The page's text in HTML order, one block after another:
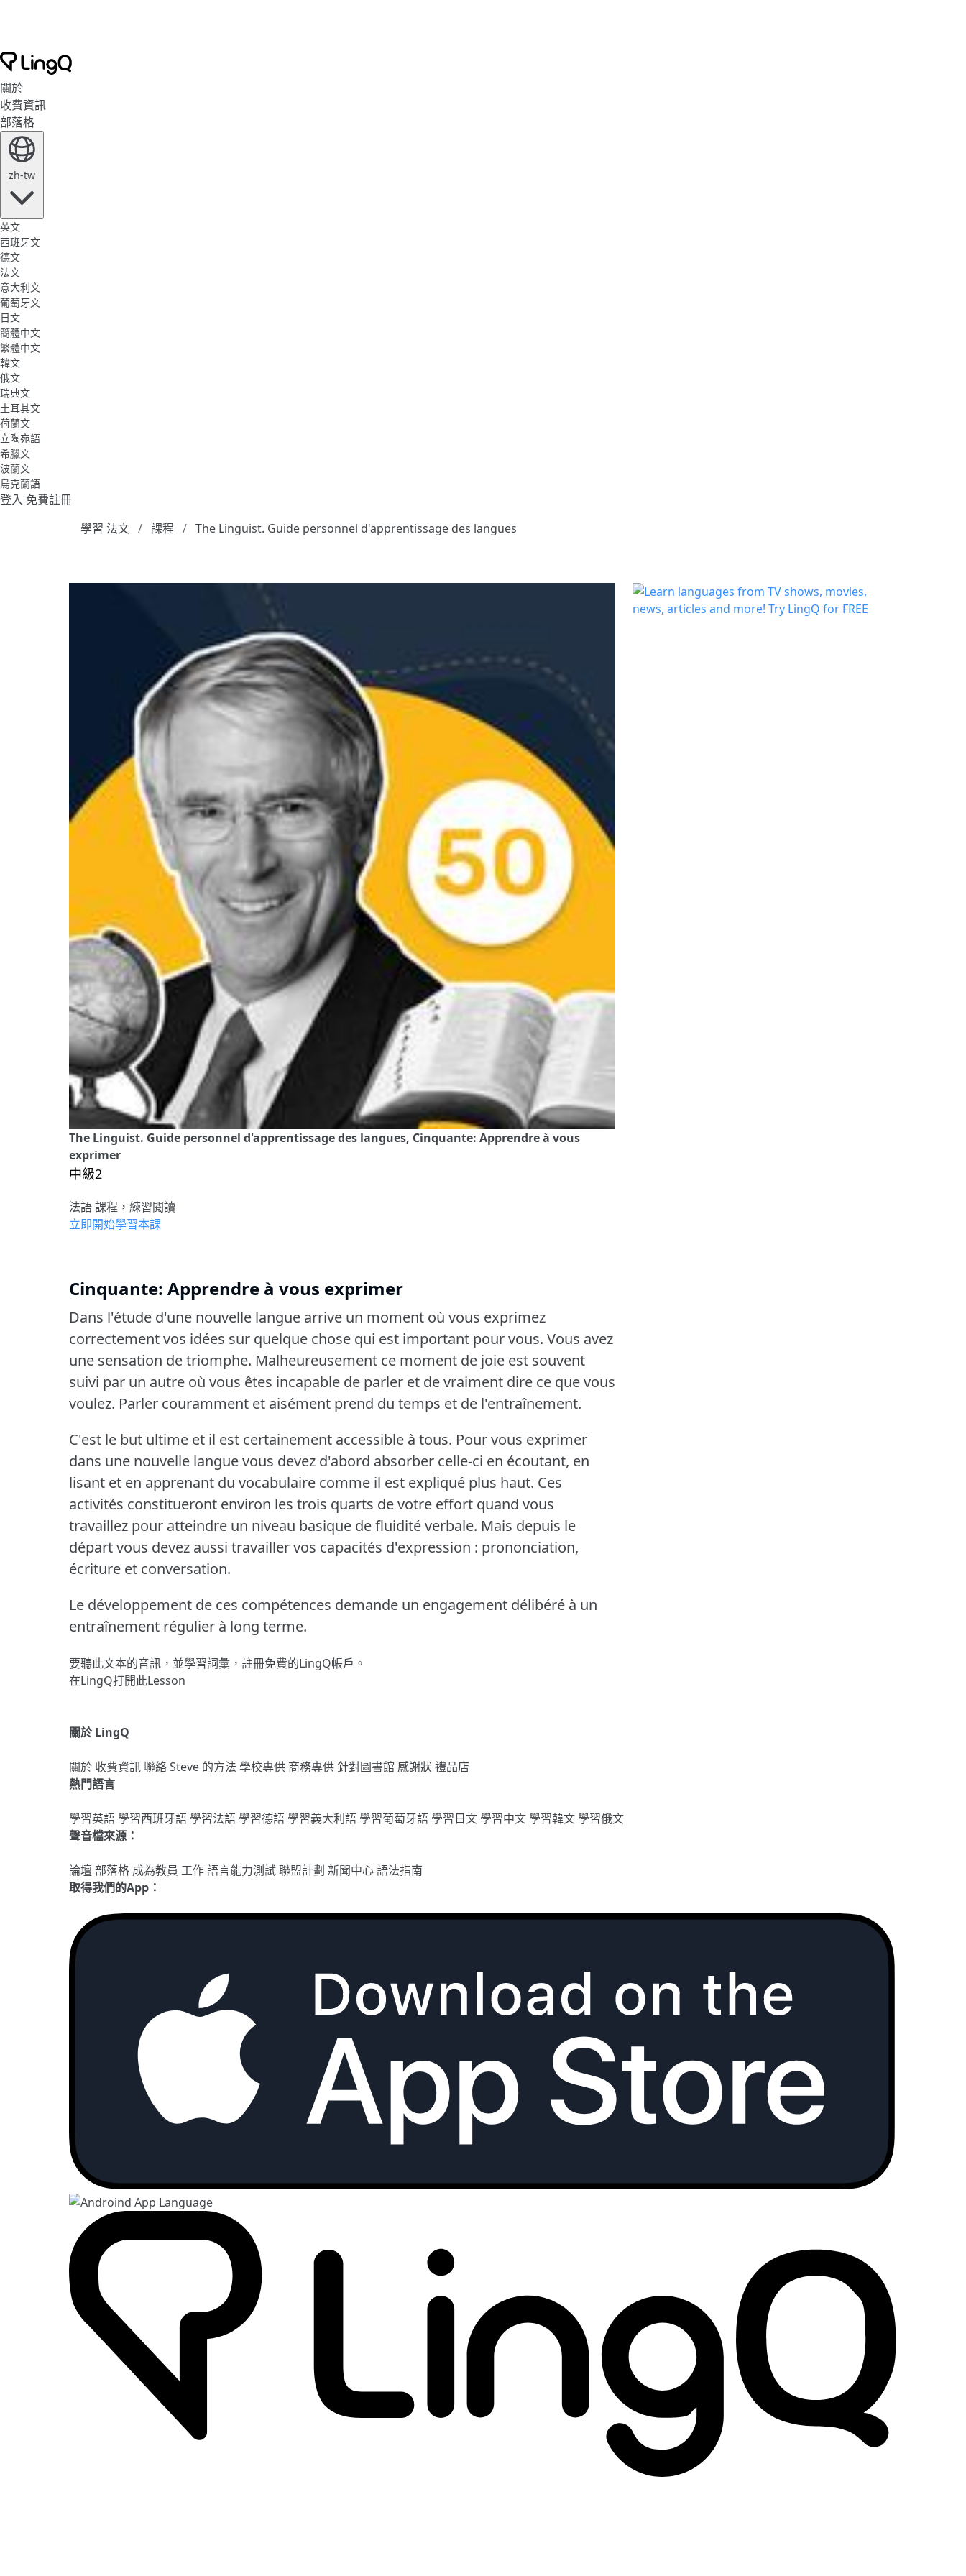
關於
收費資訊
部落格
zh-tw
英文
西班牙文
德文
法文
意大利文
葡萄牙文
日文
簡體中文
繁體中文
韓文
俄文
瑞典文
土耳其文
荷蘭文
立陶宛語
希臘文
波蘭文
烏克蘭語
登入 免費註冊
學習 法文
課程 The Linguist. Guide personnel d'apprentissage des langues
The Linguist. Guide personnel d'apprentissage des langues, Cinquante: Apprendre à vous
exprimer
中級2
法語 課程，練習閱讀
立即開始學習本課
Cinquante: Apprendre à vous exprimer
Dans l'étude d'une nouvelle langue arrive un moment où vous exprimez
correctement vos idées sur quelque chose qui est important pour vous. Vous avez
une sensation de triomphe. Malheureusement ce moment de joie est souvent
suivi par un autre où vous êtes incapable de parler et de vraiment dire ce que vous
voulez. Parler couramment et aisément prend du temps et de l'entraînement.
C'est le but ultime et il est certainement accessible à tous. Pour vous exprimer
dans une nouvelle langue vous devez d'abord absorber celle-ci en écoutant, en
lisant et en apprenant du vocabulaire comme il est expliqué plus haut. Ces
activités constitueront environ les trois quarts de votre effort quand vous
travaillez pour atteindre un niveau basique de fluidité verbale. Mais depuis le
départ vous devez aussi travailler vos capacités d'expression : prononciation,
écriture et conversation.
Le développement de ces compétences demande un engagement délibéré à un
entraînement régulier à long terme.
要聽此文本的音訊，並學習詞彙， 註冊免費的LingQ帳戶。
在LingQ打開此Lesson
關於 LingQ
關於 收費資訊聯絡Steve 的方法 學校專供 商務專供 針對圖書館 感謝狀禮品店
熱門語言
學習英語學習西班牙語學習法語學習德語學習義大利語學習葡萄牙語學習日文學習中文學習韓文學習俄文
聲音檔來源：
論壇部落格 成為教員 工作語言能力測試聯盟計劃 新聞中心語法指南
取得我們的App：